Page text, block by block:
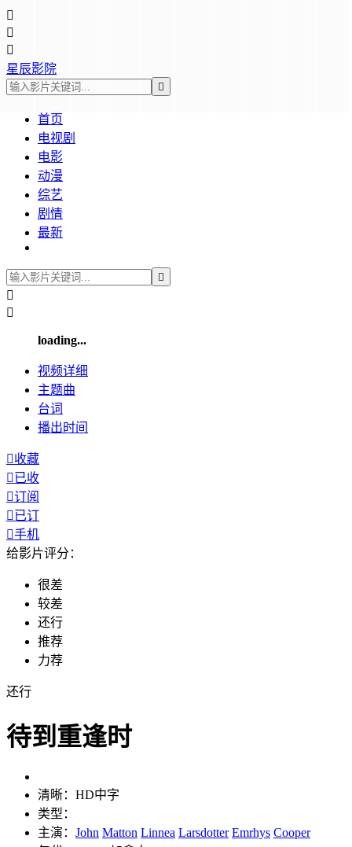



星辰影院

首页
电视剧
电影
动漫
综艺
剧情
最新



loading...
视频详细
主题曲
台词
播出时间
收藏
已收
订阅
已订
手机
给影片评分：
很差
较差
还行
推荐
力荐
还行
待到重逢时
清晰： HD中字
类型：
主演： John Matton Linnea Larsdotter Emrhys Cooper